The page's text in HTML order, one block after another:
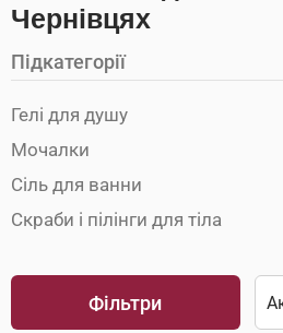
Чернівцях
Підкатегорії
Гелі для душу
Мочалки
Сіль для ванни
Скраби і пілінги для тіла
Фільтри